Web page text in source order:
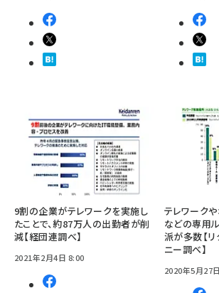
9割の企業がテレワークを実施し
たことで、約87万人の出勤者が削
減【経団連調べ】
2021年2月4日 8:00
テレワーク
などの専用ル
派が多数【
ニー調べ】
2020年5月27